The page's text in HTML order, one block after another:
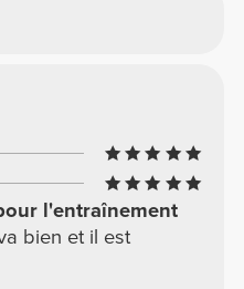
l'entraînement
bien et il est